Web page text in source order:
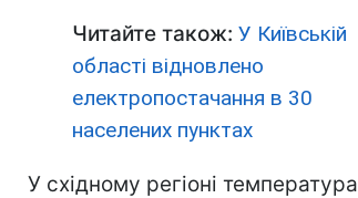
Читайте також: У Київській
області відновлено
електропостачання в 30
населених пунктах
У східному регіоні